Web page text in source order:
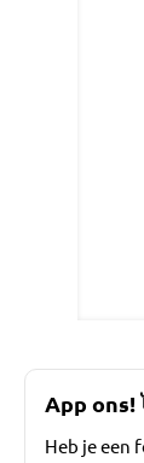
App ons!
Heb je een